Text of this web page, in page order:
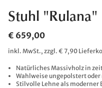
Stuhl "Rulana"
€ 659,00
inkl. MwSt., zzgl. € 7,90
Natürliches Massivholz in
Wahlweise ungepolstert
Stilvolle Lehne als moderner